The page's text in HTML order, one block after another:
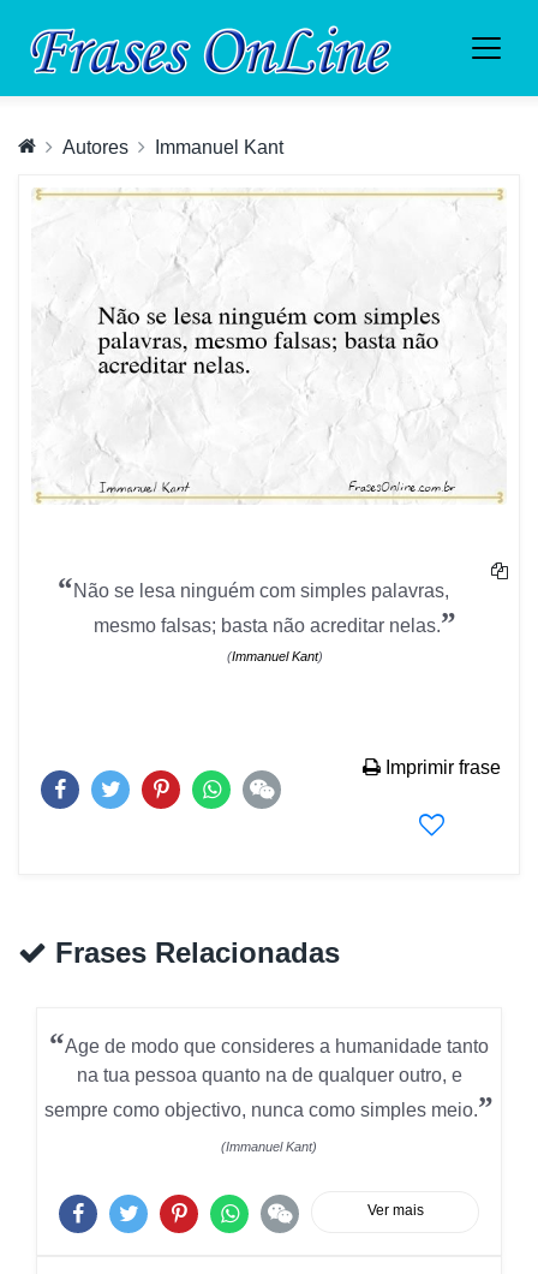
Autores Immanuel Kant
“Não se lesa ninguém com simples palavras,
mesmo falsas; basta não acreditar nelas.”
(Immanuel Kant)
Imprimir frase
Frases Relacionadas
“Age de modo que consideres a humanidade tanto
na tua pessoa quanto na de qualquer outro, e
sempre como objectivo, nunca como simples meio.”
(Immanuel Kant)
Ver mais